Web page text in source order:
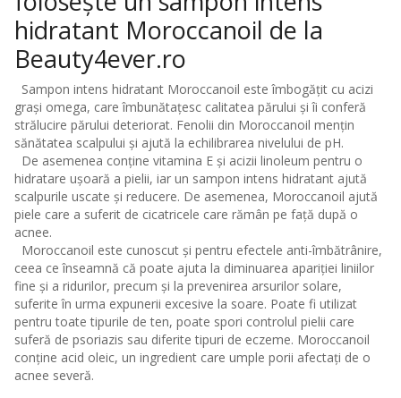
hidratant Moroccanoil de la
Beauty4ever.ro
Sampon intens hidratant Moroccanoil este îmbogățit cu acizi
grași omega, care îmbunătațesc calitatea părului și îi conferă
strălucire părului deteriorat. Fenolii din Moroccanoil mențin
sănătatea scalpului și ajută la echilibrarea nivelului de pH.
De asemenea conține vitamina E și acizii linoleum pentru o
hidratare ușoară a pielii, iar un sampon intens hidratant ajută
scalpurile uscate și reducere. De asemenea, Moroccanoil ajută
piele care a suferit de cicatricele care rămân pe față după o
acnee.
Moroccanoil este cunoscut și pentru efectele anti-îmbătrânire,
ceea ce înseamnă că poate ajuta la diminuarea apariției liniilor
fine și a ridurilor, precum și la prevenirea arsurilor solare,
suferite în urma expunerii excesive la soare. Poate fi utilizat
pentru toate tipurile de ten, poate spori controlul pielii care
suferă de psoriazis sau diferite tipuri de eczeme. Moroccanoil
conține acid oleic, un ingredient care umple porii afectați de o
acnee severă.